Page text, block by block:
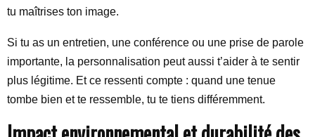
tu maîtrises ton image.
Si tu as un entretien, une conférence ou une prise de parole
importante, la personnalisation peut aussi t’aider à te sentir
plus légitime. Et ce ressenti compte : quand une tenue
tombe bien et te ressemble, tu te tiens différemment.